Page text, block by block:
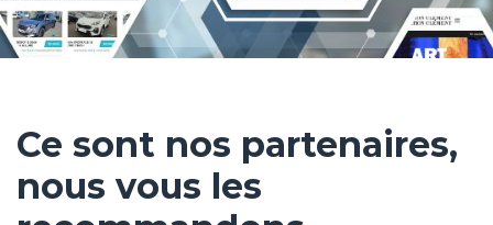
Ce sont nos partenaires,
nous vous les